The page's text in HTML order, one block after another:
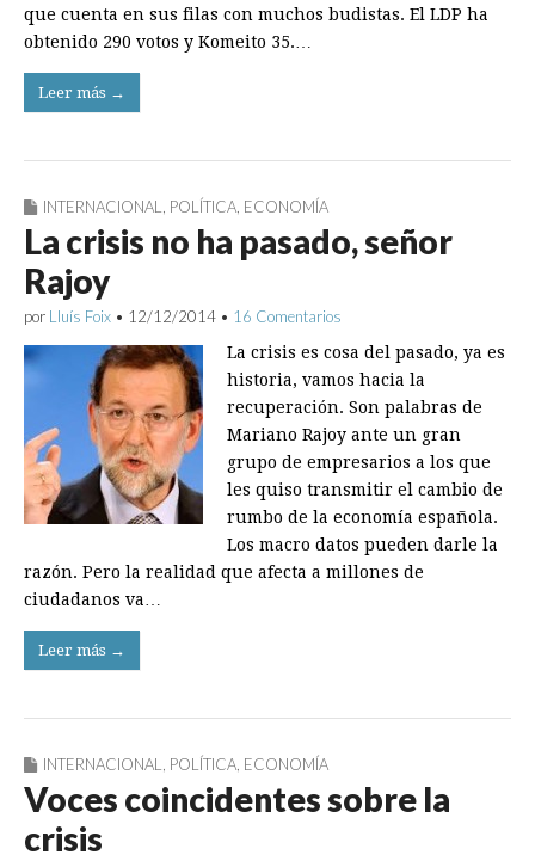
que cuenta en sus filas con muchos budistas. El LDP ha
obtenido 290 votos y Komeito 35.…
Leer más →
INTERNACIONAL, POLÍTICA, ECONOMÍA
La crisis no ha pasado, señor
Rajoy
por Lluís Foix • 12/12/2014 • 16 Comentarios
La crisis es cosa del pasado, ya es
historia, vamos hacia la
recuperación. Son palabras de
Mariano Rajoy ante un gran
grupo de empresarios a los que
les quiso transmitir el cambio de
rumbo de la economía española.
Los macro datos pueden darle la
razón. Pero la realidad que afecta a millones de
ciudadanos va…
Leer más →
INTERNACIONAL POLÍTICA ECONOMÍA
Voces coincidentes sobre la
crisis